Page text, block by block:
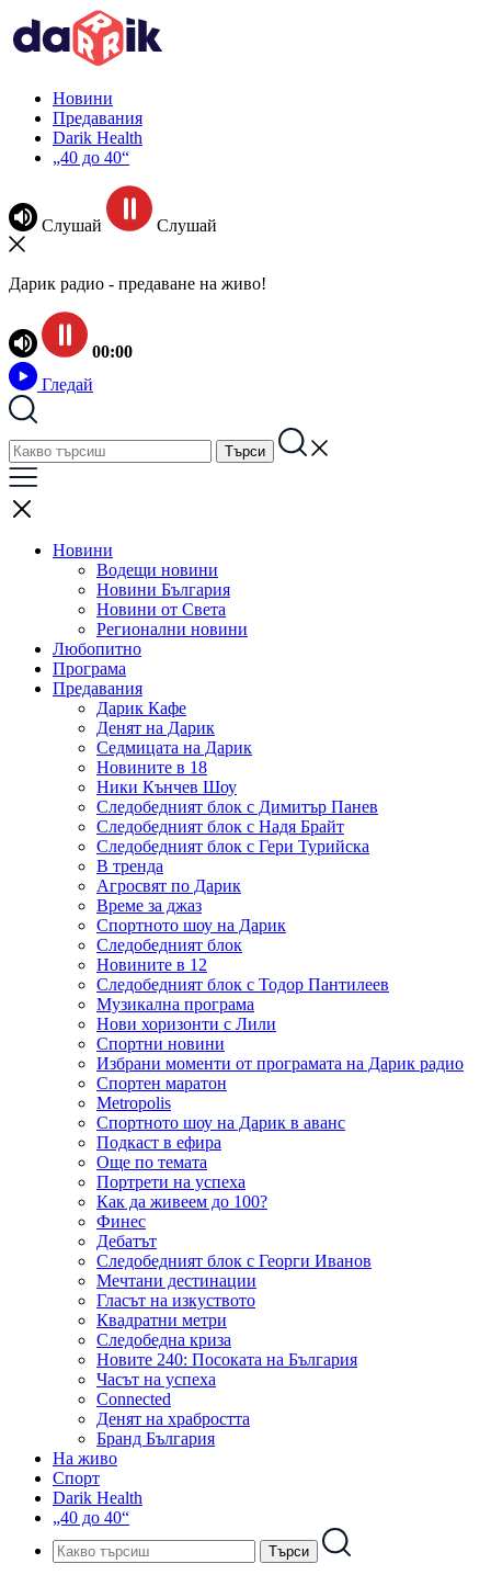
Новини
Предавания
Darik Health
„40 до 40“
Слушай Слушай
Дарик радио - предаване на живо!
00:00
Гледай
Новини
Водещи новини
Новини България
Новини от Света
Регионални новини
Любопитно
Програма
Предавания
Дарик Кафе
Денят на Дарик
Седмицата на Дарик
Новините в 18
Ники Кънчев Шоу
Следобедният блок с Димитър Панев
Следобедният блок с Надя Брайт
Следобедният блок с Гери Турийска
В тренда
Агросвят по Дарик
Време за джаз
Спортното шоу на Дарик
Следобедният блок
Новините в 12
Следобедният блок с Тодор Пантилеев
Музикална програма
Нови хоризонти с Лили
Спортни новини
Избрани моменти от програмата на Дарик радио
Спортен маратон
Metropolis
Спортното шоу на Дарик в аванс
Подкаст в ефира
Още по темата
Портрети на успеха
Как да живеем до 100?
Финес
Дебатът
Следобедният блок с Георги Иванов
Мечтани дестинации
Гласът на изкуството
Квадратни метри
Следобедна криза
Новите 240: Посоката на България
Часът на успеха
Connected
Денят на храбростта
Бранд България
На живо
Спорт
Darik Health
„40 до 40“